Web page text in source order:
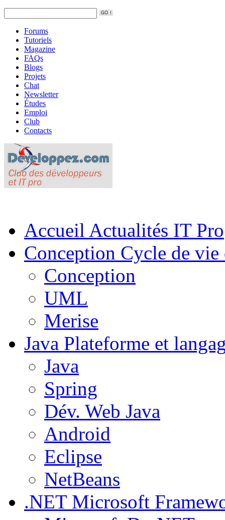
Forums
Tutoriels
Magazine
FAQs
Blogs
Projets
Chat
Newsletter
Études
Emploi
Club
Contacts
Accueil Actualités IT Pro
Conception Cycle de
Conception
UML
Merise
Java Plateforme et
Java
Spring
Dév. Web Java
Android
Eclipse
NetBeans
.NET Microsoft